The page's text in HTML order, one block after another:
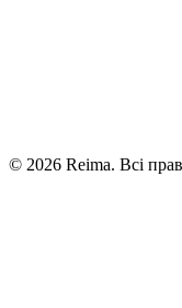
© 2026 Reima. Всі